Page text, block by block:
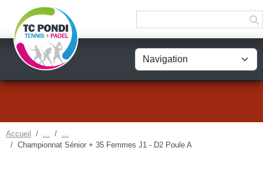
Accueil
Championnat Sénior + 35 Femmes J1 - D2 Poule A
Panneau de gestion des cookies